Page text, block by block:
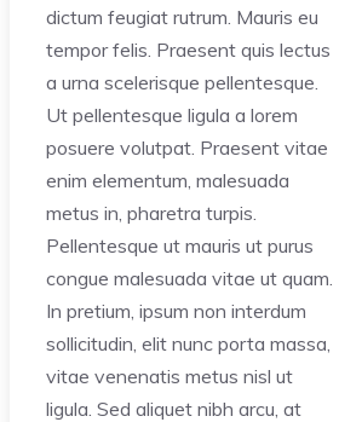
dictum feugiat rutrum. Mauris eu
tempor felis. Praesent quis lectus
a urna scelerisque pellentesque.
Ut pellentesque ligula a lorem
posuere volutpat. Praesent vitae
enim elementum, malesuada
metus in, pharetra turpis.
Pellentesque ut mauris ut purus
congue malesuada vitae ut quam.
In pretium, ipsum non interdum
sollicitudin, elit nunc porta massa,
vitae venenatis metus nisl ut
ligula. Sed aliquet nibh arcu, at